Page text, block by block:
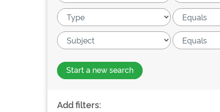
Start a new search
Add filters: